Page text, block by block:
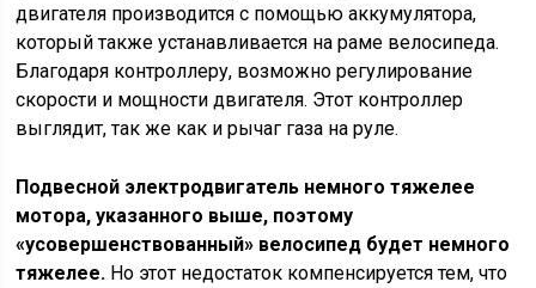
двигателя производится с помощью аккумулятора,
который также устанавливается на раме велосипеда.
Благодаря контроллеру, возможно регулирование
скорости и мощности двигателя. Этот контроллер
выглядит, так же как и рычаг газа на руле.
Подвесной электродвигатель немного тяжелее
мотора, указанного выше, поэтому
«усовершенствованный» велосипед будет немного
тяжелее. Но этот недостаток компенсируется тем, что